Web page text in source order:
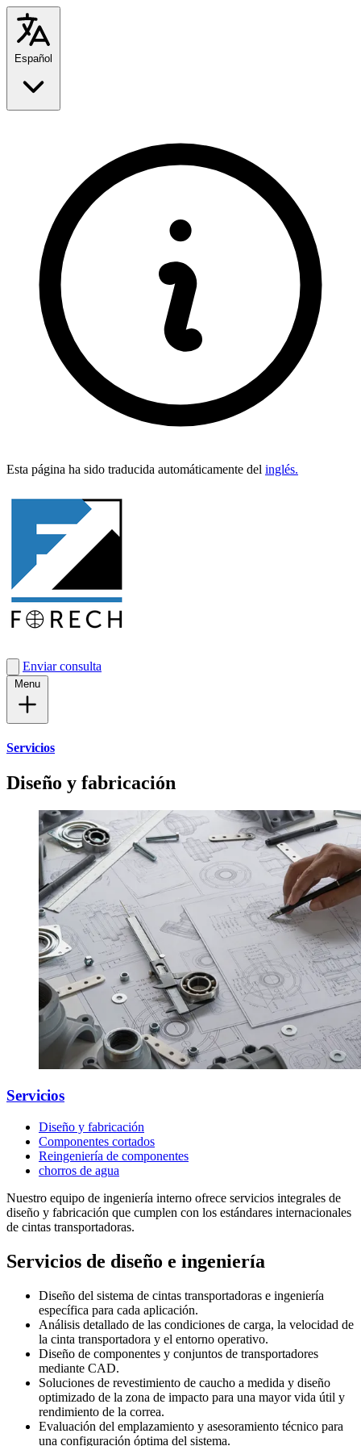
Esta pági­na ha sido tra­duci­da automáti­ca­mente del inglés.
Enviar consulta
Servicios
Diseño y fabricación
Servicios
Diseño y fabricación
Componentes cortados
Reingeniería de componentes
chorros de agua
Nuestro equipo de ingeniería interno ofrece servicios integrales de
diseño y fabricación que cumplen con los estándares internacionales
de cintas transportadoras.
Servicios de diseño e ingeniería
Diseño del sistema de cintas transportadoras e ingeniería
específica para cada aplicación.
Análisis detallado de las condiciones de carga, la velocidad de
la cinta transportadora y el entorno operativo.
Diseño de componentes y conjuntos de transportadores
mediante CAD.
Soluciones de revestimiento de caucho a medida y diseño
optimizado de la zona de impacto para una mayor vida útil y
rendimiento de la correa.
Evaluación del emplazamiento y asesoramiento técnico para
una configuración óptima del sistema.